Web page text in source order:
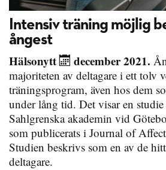
Intensiv träning möjlig
ångest
Hälsonytt
december 2021.
majoriteten av deltagare i ett tolv
träningsprogram, även hos dem
under lång tid. Det visar en
Sahlgrenska akademin vid
som publicerats i Journal of
Studien beskrivs som en av de
deltagare.